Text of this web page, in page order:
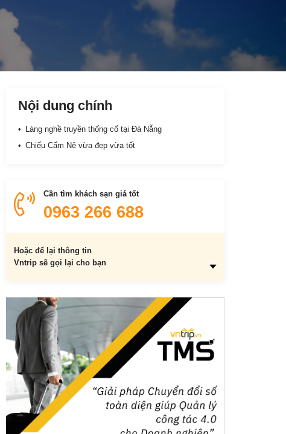
Nội dung chính
Làng nghề truyền thống cổ tại Đà Nẵng
Chiếu Cẩm Nê vừa đẹp vừa tốt
Cần tìm khách sạn giá tốt
0963 266 688
Hoặc để lại thông tin
Vntrip sẽ gọi lại cho bạn